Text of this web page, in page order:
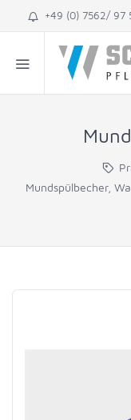
+49 (0) 7562/ 97
Mundspülbecher,